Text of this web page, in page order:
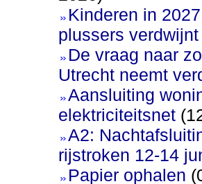
Kinderen in
plussers verdwijnt
De vraag naar
Utrecht neemt
Aansluiting
elektriciteitsnet
A2:
rijstroken 12-14
Papier ophalen